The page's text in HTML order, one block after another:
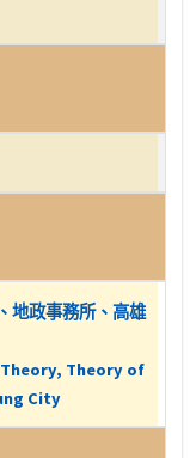
地政事務所、高雄
Theory of
City